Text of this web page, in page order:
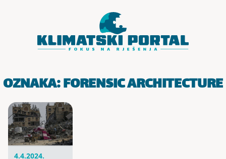
OZNAKA:FORENSIC ARCHITECTURE
4.4.2024.